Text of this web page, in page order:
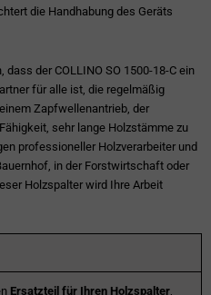
die Handhabung des Geräts
der COLLINO SO 1500-18-C ein
für alle ist, die regelmäßig
Zapfwellenantrieb, der
sehr lange Holzstämme zu
professioneller Holzverarbeiter und
in der Forstwirtschaft oder
Holzspalter wird Ihre Arbeit
Ersatzteil für Ihren Holzspalter,